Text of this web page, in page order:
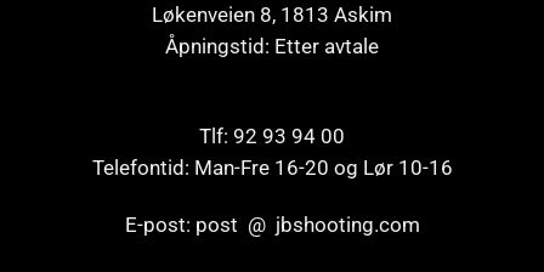
Løkenveien 8, 1813 Askim
Åpningstid: Etter avtale
Tlf: 92 93 94 00
Telefontid: Man-Fre 16-20 og Lør 10-16
E-post: post @ jbshooting.com